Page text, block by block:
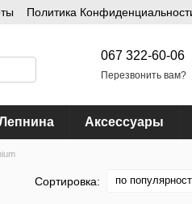
Политика
067 322-60-06
Перезвонить вам?
Аксессуары
Сортировка: по